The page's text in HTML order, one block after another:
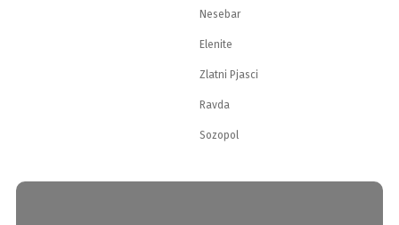
Nesebar
Elenite
Zlatni Pjasci
Ravda
Sozopol